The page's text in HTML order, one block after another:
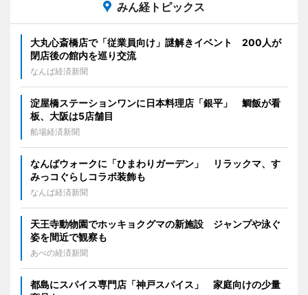
みん経トピックス
大丸心斎橋店で「従業員向け」謎解きイベント 200人が
閉店後の館内を巡り交流
なんば経済新聞
淀屋橋ステーションワンに日本料理店「銀平」 鯛飯が看
板、大阪は5店舗目
船場経済新聞
なんばウォークに「ひまわりガーデン」 リラックマ、す
みっコぐらしコラボ装飾も
なんば経済新聞
天王寺動物園でホッキョクグマの新施設 ジャンプや泳ぐ
姿を間近で観察も
あべの経済新聞
都島にスパイス専門店「神戸スパイス」 家庭向けの少量